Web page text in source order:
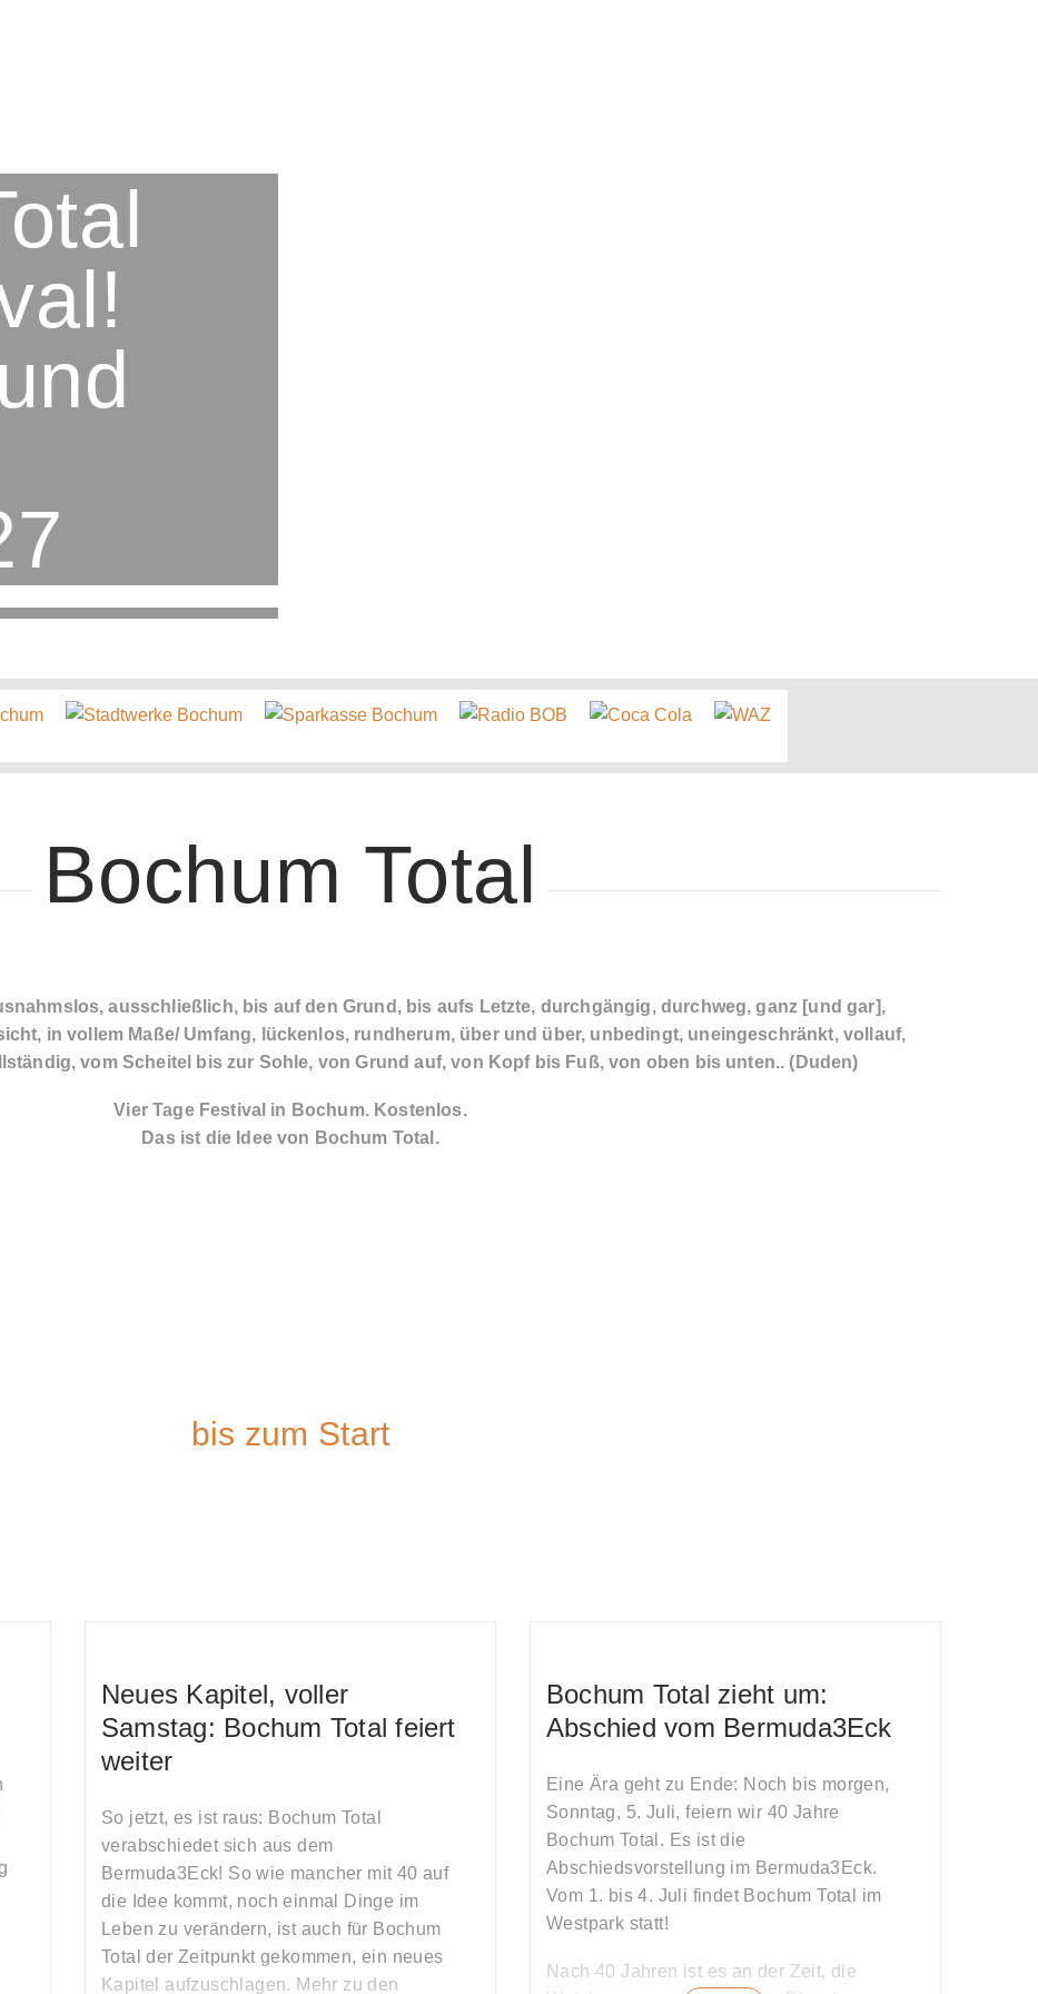
Bochum Total
ausschließlich, bis auf den Grund, bis aufs Letzte, durchgängig, durchweg, ganz [und gar],
in vollem Maße/ Umfang, lückenlos, rundherum, über und über, unbedingt, uneingeschränkt, vollauf,
vom Scheitel bis zur Sohle, von Grund auf, von Kopf bis Fuß, von oben bis unten.. (Duden)
Vier Tage Festival in Bochum. Kostenlos.
Das ist die Idee von Bochum Total.
bis zum Start
Neues Kapitel, voller
Samstag: Bochum Total feiert
weiter
So jetzt, es ist raus: Bochum Total
verabschiedet sich aus dem
Bermuda3Eck! So wie mancher mit 40 auf
die Idee kommt, noch einmal Dinge im
Leben zu verändern, ist auch für Bochum
Total der Zeitpunkt gekommen, ein neues
Kapitel aufzuschlagen. Mehr zu den
Bochum Total zieht um:
Abschied vom Bermuda3Eck
Eine Ära geht zu Ende: Noch bis morgen,
Sonntag, 5. Juli, feiern wir 40 Jahre
Bochum Total. Es ist die
Abschiedsvorstellung im Bermuda3Eck.
Vom 1. bis 4. Juli findet Bochum Total im
Westpark statt!
Nach 40 Jahren ist es an der Zeit, die